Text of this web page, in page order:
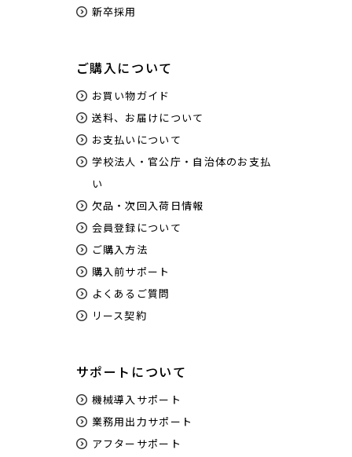
新卒採用
ご購入について
お買い物ガイド
送料、お届けについて
お支払いについて
学校法人・官公庁・自治体のお支払
い
欠品・次回入荷日情報
会員登録について
ご購入方法
購入前サポート
よくあるご質問
リース契約
サポートについて
機械導入サポート
業務用出力サポート
アフターサポート